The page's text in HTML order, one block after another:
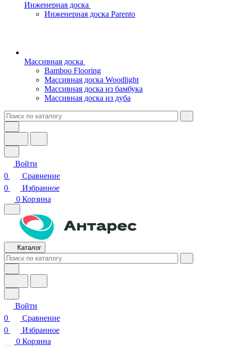
Инженерная доска
Инженерная доска Parento
Массивная доска
Bamboo Flooring
Массивная доска Woodlight
Массивная доска из бамбука
Массивная доска из дуба
Войти
0
Сравнение
0
Избранное
0 Корзина
Каталог
Войти
0
Сравнение
0
Избранное
0 Корзина